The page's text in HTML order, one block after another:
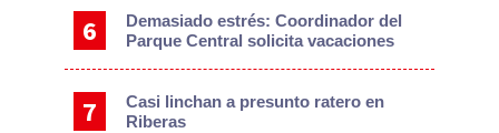
Demasiado estrés: Coordinador del
Parque Central solicita vacaciones
Casi linchan a presunto ratero en
Riberas